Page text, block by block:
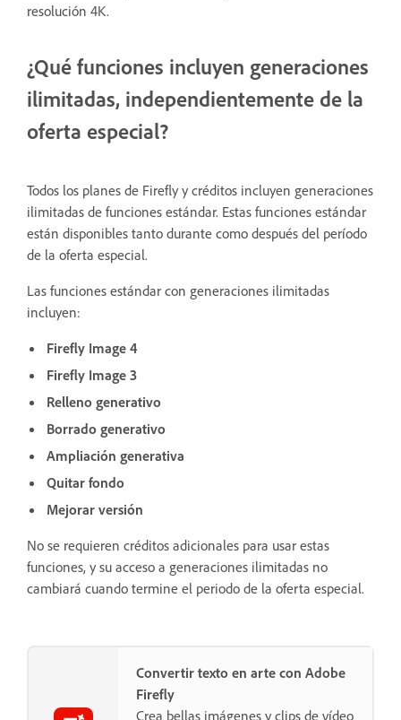
resolución 4K.
¿Qué funciones incluyen generaciones
ilimitadas, independientemente de la
oferta especial?
Todos los planes de Firefly y créditos incluyen generaciones
ilimitadas de funciones estándar. Estas funciones estándar
están disponibles tanto durante como después del período
de la oferta especial.
Las funciones estándar con generaciones ilimitadas
incluyen:
Firefly Image 4
Firefly Image 3
Relleno generativo
Borrado generativo
Ampliación generativa
Quitar fondo
Mejorar versión
No se requieren créditos adicionales para usar estas
funciones, y su acceso a generaciones ilimitadas no
cambiará cuando termine el periodo de la oferta especial.
Convertir texto en arte con Adobe
Firefly
Crea bellas imágenes y clips de vídeo